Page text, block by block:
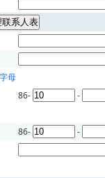
母
86-
-
86-
-